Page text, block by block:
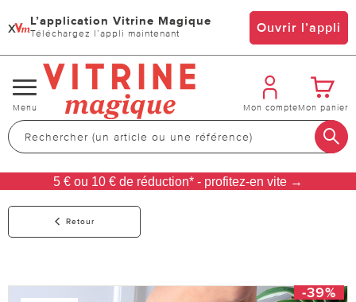
x L’application Vitrine Magique
Téléchargez l’appli maintenant Ouvrir l’appli
Changer
de
navigation
Menu Mon compteMon panier
5 € ou 10 € de réduction* - profitez-en vite →
Retour
-39%